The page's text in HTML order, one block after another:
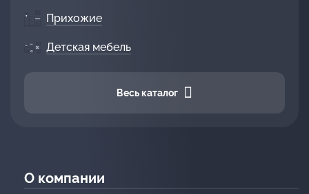
Прихожие
Детская мебель
Весь каталог
О компании